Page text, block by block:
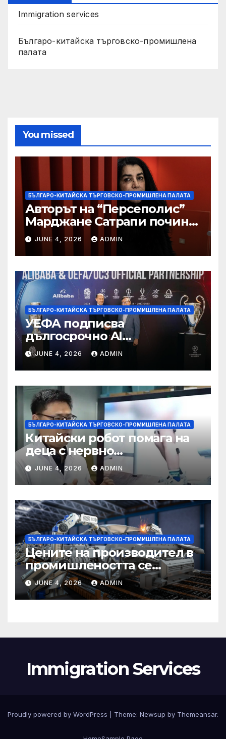
Immigration services
Българо-китайска търговско-промишлена
палата
You missed
БЪЛГАРО-КИТАЙСКА ТЪРГОВСКО-ПРОМИШЛЕНА ПАЛАТА
Авторът на “Персеполис”
Марджане Сатрапи почина
“от тъга” на 56 години
JUNE 4, 2026 ADMIN
БЪЛГАРО-КИТАЙСКА ТЪРГОВСКО-ПРОМИШЛЕНА ПАЛАТА
УЕФА подписва
дългосрочно AI
партньорство с Alibaba
JUNE 4, 2026 ADMIN
БЪЛГАРО-КИТАЙСКА ТЪРГОВСКО-ПРОМИШЛЕНА ПАЛАТА
Китайски робот помага на
деца с нервно
разстройство да се
изправят за първи път
JUNE 4, 2026 ADMIN
БЪЛГАРО-КИТАЙСКА ТЪРГОВСКО-ПРОМИШЛЕНА ПАЛАТА
Цените на производител в
промишлеността се
понижават с 0,7% в
еврозоната и с 0,5% в ЕС
JUNE 4, 2026 ADMIN
Immigration Services
Proudly powered by WordPress Theme: Newsup by Themeansar.